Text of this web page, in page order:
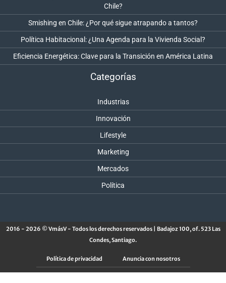
Chile?
Smishing en Chile: ¿Por qué sigue atrapando a tantos?
Política Habitacional: ¿Una Agenda para la Vivienda Social?
Eficiencia Energética: Clave para la Transición en América Latina
Categorías
Industrias
Innovación
Lifestyle
Marketing
Mercados
Política
2016 - 2026 © VmásV - Todos los derechos reservados | Badajoz 100, of. 523 Las
Condes, Santiago.
Política de privacidad Anuncia con nosotros